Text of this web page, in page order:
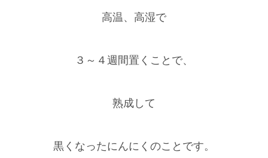
高温、高湿で
３～４週間置くことで、
熟成して
黒くなったにんにくのことです。